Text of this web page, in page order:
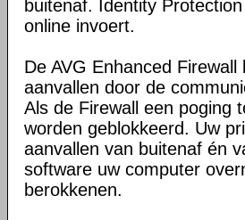
buitenaf. Identity
online invoert.
De AVG Enhanced
aanvallen door de
Als de Firewall een poging
worden geblokkeerd. Uw
aanvallen van buitenaf én
software uw computer
berokkenen.